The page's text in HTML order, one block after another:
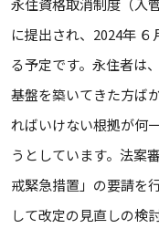
永住資格取消制度（入
に提出され、2024年
る予定です。永住者は
基盤を築いてきた方ば
ればいけない根拠が何
うとしています。法案
戒緊急措置」の要請を
して改定の見直しの検